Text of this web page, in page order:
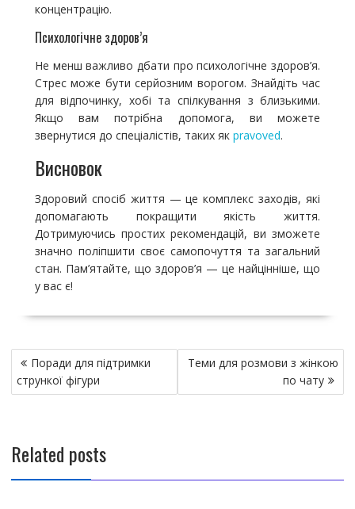
концентрацію.
Психологічне здоров’я
Не менш важливо дбати про психологічне здоров’я.
Стрес може бути серйозним ворогом. Знайдіть час
для відпочинку, хобі та спілкування з близькими.
Якщо вам потрібна допомога, ви можете
звернутися до спеціалістів, таких як pravoved.
Висновок
Здоровий спосіб життя — це комплекс заходів, які
допомагають покращити якість життя.
Дотримуючись простих рекомендацій, ви зможете
значно поліпшити своє самопочуття та загальний
стан. Пам’ятайте, що здоров’я — це найцінніше, що
у вас є!
Н
а
в
г
а
ц
Поради для підтримки
стрункої фігури
Теми для розмови з жінкою
по чату
Related posts